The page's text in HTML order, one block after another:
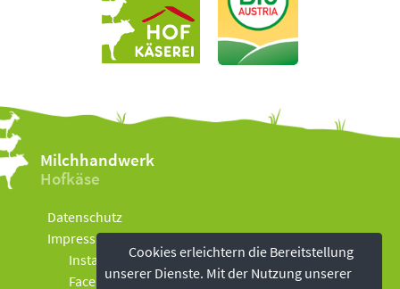
Cookies erleichtern die Bereitstellung
unserer Dienste. Mit der Nutzung unserer
Milchhandwerk
Hofkäse
Datenschutz
Impressum
Instagram
Facebook